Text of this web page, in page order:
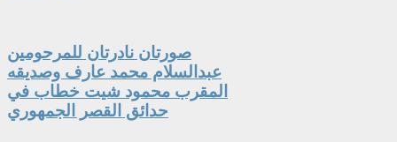
صورتان نادرتان للمرحومين
عبدالسلام محمد عارف وصديقه
المقرب محمود شيت خطاب في
حدائق القصر الجمهوري